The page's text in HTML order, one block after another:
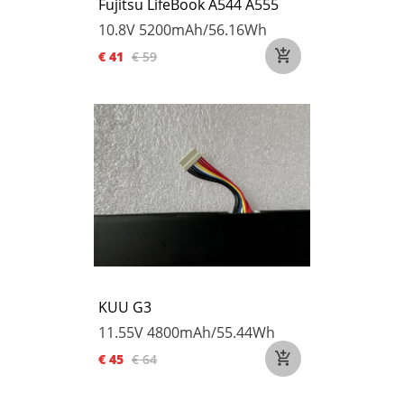
Fujitsu LifeBook A544 A555
10.8V 5200mAh/56.16Wh
€ 41 € 59
KUU G3
11.55V4800mAh/55.44Wh
€ 45 € 64